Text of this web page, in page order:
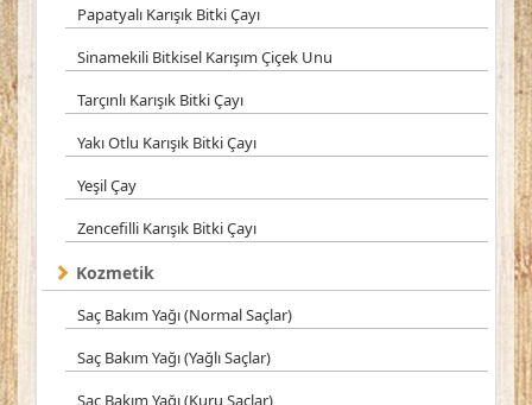
Papatyalı Karışık Bitki Çayı
Sinamekili Bitkisel Karışım Çiçek Unu
Tarçınlı Karışık Bitki Çayı
Yakı Otlu Karışık Bitki Çayı
Yeşil Çay
Zencefilli Karışık Bitki Çayı
Kozmetik
Saç Bakım Yağı (Normal Saçlar)
Saç Bakım Yağı (Yağlı Saçlar)